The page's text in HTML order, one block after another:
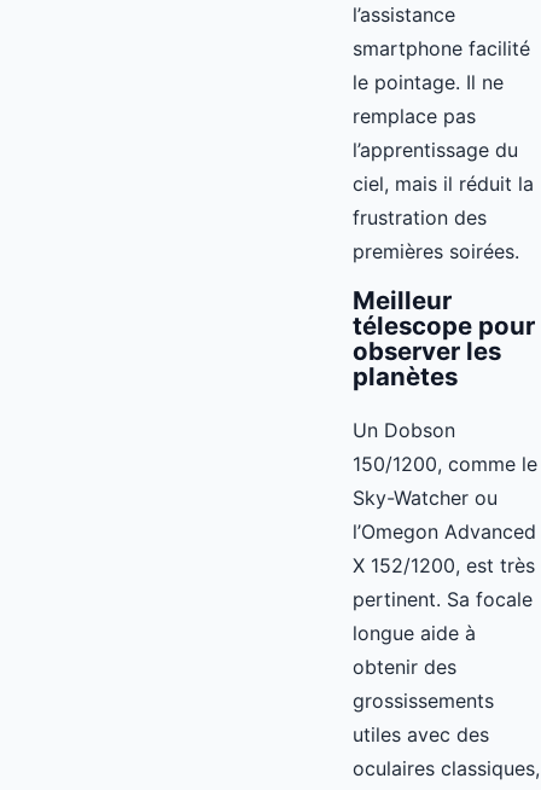
l’assistance
smartphone facilité
le pointage. Il ne
remplace pas
l’apprentissage du
ciel, mais il réduit la
frustration des
premières soirées.
Meilleur
télescope pour
observer les
planètes
Un Dobson
150/1200, comme le
Sky-Watcher ou
l’Omegon Advanced
X 152/1200, est très
pertinent. Sa focale
longue aide à
obtenir des
grossissements
utiles avec des
oculaires classiques,